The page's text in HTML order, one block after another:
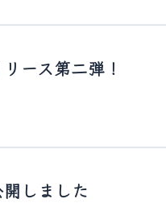
ース第二弾！
しました